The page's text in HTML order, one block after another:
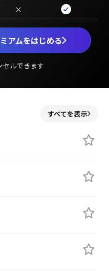
アムをはじめる
セルできます
×
すべてを表示